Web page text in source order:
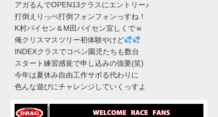
アガるんでOPEN13クラスにエントリー♪
打倒えりっぺ打倒フォンフォンっすね！
K村パイセン＆M田パイセン宜しくでｗ
俺クリスマスツリー初体験やけど
INDEXクラスでコペン園児たちも数台
スタート練習感覚で申し込みの強要(笑)
今年は夏休み自由工作サボる代わりに
色んな遊びにチャレンジしていくっすよ